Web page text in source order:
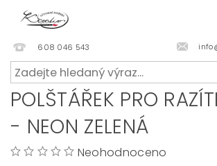
608 046 543
POLŠTÁŘEK PRO
- NEON ZELENÁ
Neohodnoceno